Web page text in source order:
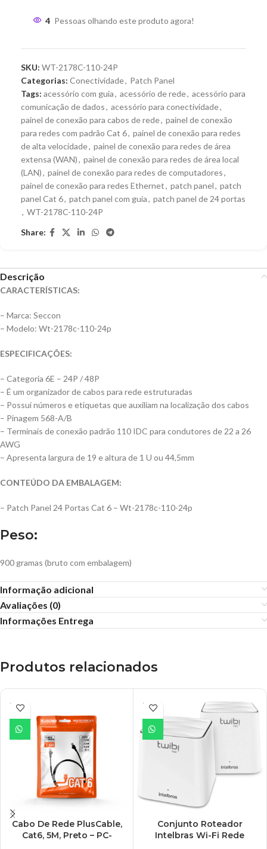
4 Pessoas olhando este produto agora!
SKU: WT-2178C-110-24P
Categorias: Conectividade, Patch Panel
Tags: acessório com guia, acessório de rede, acessório para
comunicação de dados, acessório para conectividade,
painel de conexão para cabos de rede, painel de conexão
para redes com padrão Cat 6, painel de conexão para redes
de alta velocidade, painel de conexão para redes de área
extensa (WAN), painel de conexão para redes de área local
(LAN), painel de conexão para redes de computadores,
painel de conexão para redes Ethernet, patch panel, patch
panel Cat 6, patch panel com guia, patch panel de 24 portas
, WT-2178C-110-24P
Share:
Descrição
CARACTERÍSTICAS:
– Marca: Seccon
– Modelo: Wt-2178c-110-24p
ESPECIFICAÇÕES:
– Categoria 6E – 24P / 48P
– É um organizador de cabos para rede estruturadas
– Possui números e etiquetas que auxiliam na localização dos cabos
– Pinagem 568-A/B
– Terminais de conexão padrão 110 IDC para condutores de 22 a 26
AWG
– Apresenta largura de 19 e altura de 1 U ou 44,5mm
CONTEÚDO DA EMBALAGEM:
– Patch Panel 24 Portas Cat 6 – Wt-2178c-110-24p
Peso:
900 gramas (bruto com embalagem)
Informação adicional
Avaliações (0)
Informações Entrega
Produtos relacionados
ESGO
TADO
Cabo De Rede PlusCable,
Cat6, 5M, Preto – PC-
ESGO
TADO
Conjunto Roteador
Intelbras Wi-Fi Rede